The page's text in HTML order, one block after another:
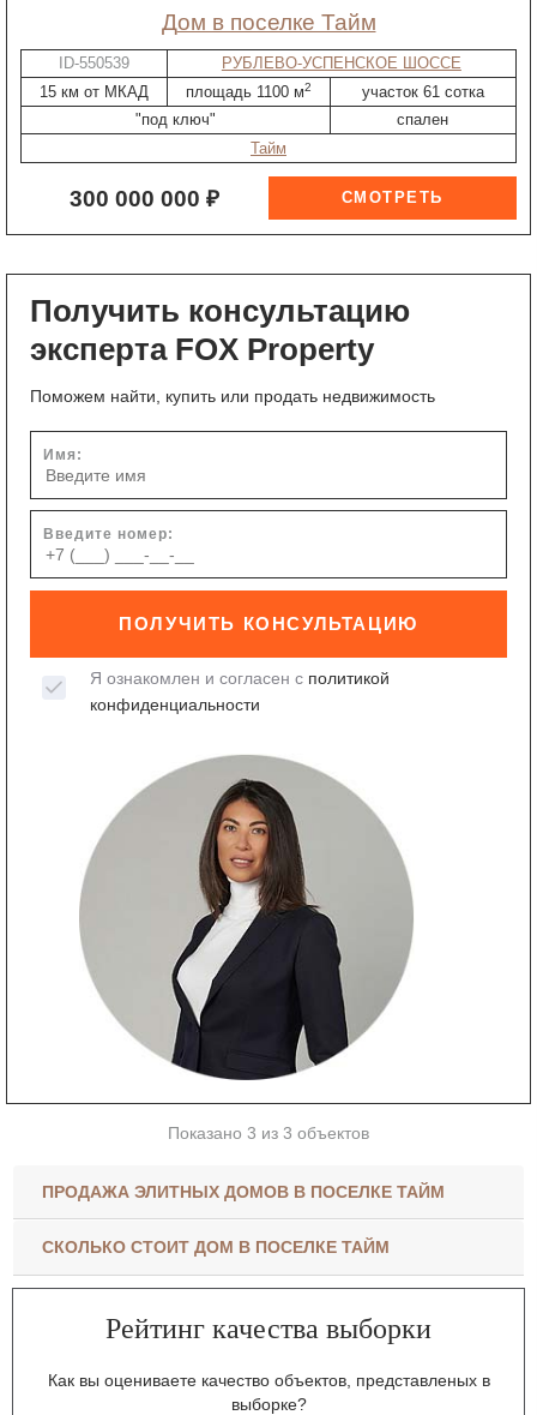
дом в поселке Тайм
ID-550539
РУБЛЕВО-УСПЕНСКОЕ ШОССЕ
15 км от МКАД
площадь 1100 м2
участок 61 сотка
"под ключ"
спален
Тайм
300 000 000 ₽
Получить консультацию
эксперта FOX Property
Поможем найти, купить или продать недвижимость
Имя:
Введите номер:
ПОЛУЧИТЬ КОНСУЛЬТАЦИЮ
Я ознакомлен и согласен с политикой
конфиденциальности
Показано 3 из 3 объектов
ПРОДАЖА ЭЛИТНЫХ ДОМОВ В ПОСЕЛКЕ ТАЙМ
СКОЛЬКО СТОИТ ДОМ В ПОСЕЛКЕ ТАЙМ
Рейтинг качества выборки
Как вы оцениваете качество объектов, представленых в
выборке?